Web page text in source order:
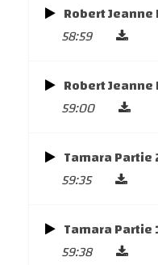
Robert
58:59
Robert Jeanne
59:00
Tamara Partie
59:35
Tamara Partie
59:38